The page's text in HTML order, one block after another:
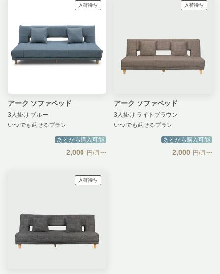
入荷待ち
アーク ソファベッド
3人掛け ブルー
いつでも返せるプラン
あとから購入可能
2,000 円/月〜
入荷待ち
アーク ソファベッド
3人掛け ライトブラウン
いつでも返せるプラン
あとから購入可能
2,000 円/月〜
入荷待ち